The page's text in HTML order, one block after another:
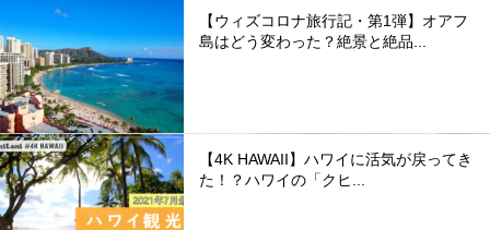
【ウィズコロナ旅行記・第1弾】オアフ
島はどう変わった？絶景と絶品...
【4K HAWAII】ハワイに活気が戻ってき
た！？ハワイの「クヒ...